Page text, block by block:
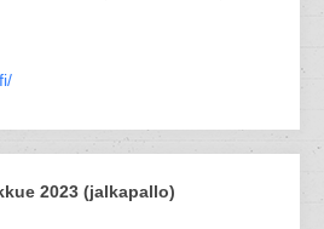
2023 (jalkapallo)